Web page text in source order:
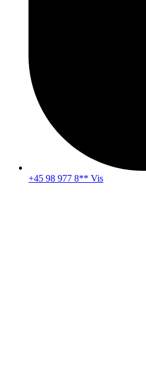
+45 98 977 8** Vis